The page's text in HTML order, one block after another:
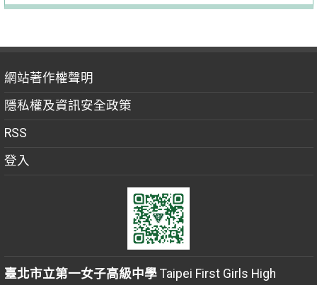
網站著作權聲明
隱私權及資訊安全政策
RSS
登入
臺北市立第一女子高級中學Taipei First Girls High